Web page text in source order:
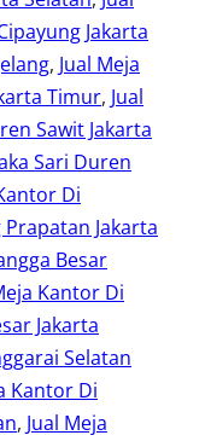
Jakarta
, Jual Meja
Timur, Jual
Sawit Jakarta
Sari Duren
Di
Jakarta
Besar
Kantor Di
Jakarta
Selatan
Kantor Di
, Jual Meja